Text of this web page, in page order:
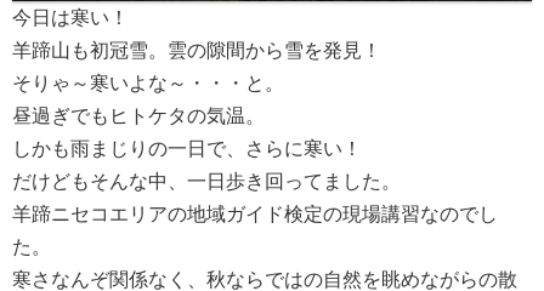
今日は寒い！
羊蹄山も初冠雪。雲の隙間から雪を発見！
そりゃ～寒いよな～・・・と。
昼過ぎでもヒトケタの気温。
しかも雨まじりの一日で、さらに寒い！
だけどもそんな中、一日歩き回ってました。
羊蹄ニセコエリアの地域ガイド検定の現場講習なのでし
た。
寒さなんぞ関係なく、秋ならではの自然を眺めながらの散